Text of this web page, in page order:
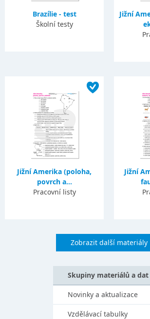
Brazílie - test
Školní testy
Jižní
Jižní Amerika (poloha,
povrch a...
Pracovní listy
Jižní
Zobrazit další materiály
Skupiny materiálů a dat
Novinky a aktualizace
Vzdělávací tabulky